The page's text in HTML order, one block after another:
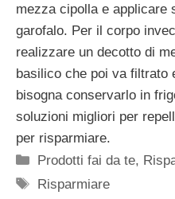
mezza cipolla e applicare
garofalo. Per il corpo
realizzare un decotto di
basilico che poi va filtrato
bisogna conservarlo in
soluzioni migliori per
per risparmiare.
Categorie
Prodotti fai da te,
Tag
Risparmiare